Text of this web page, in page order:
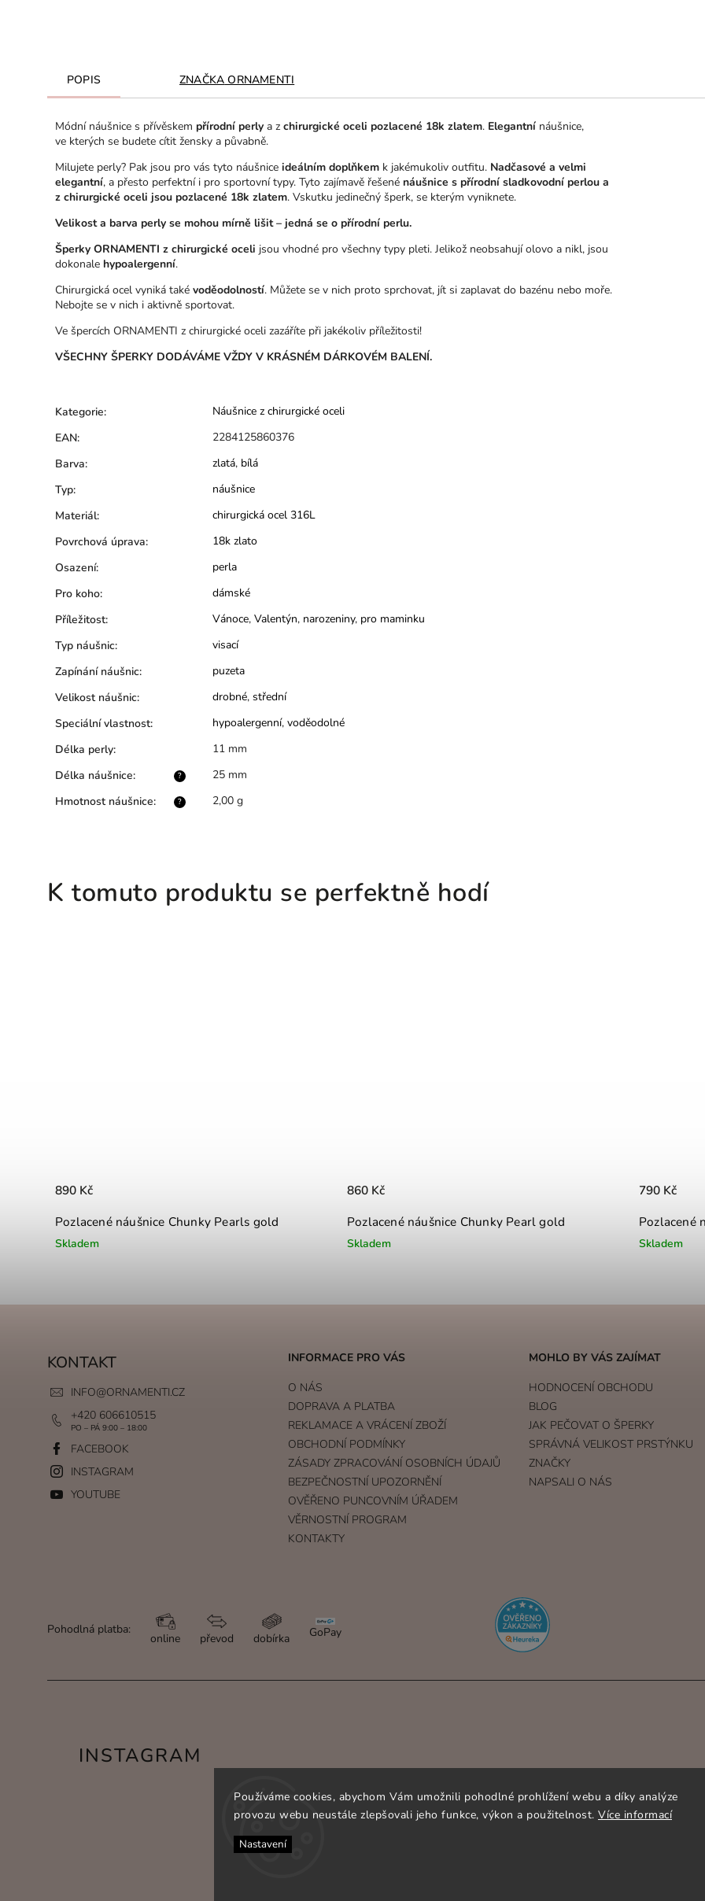
Používáme cookies, abychom Vám umožnili pohodlné prohlížení webu a díky analýze
provozu webu neustále zlepšovali jeho funkce, výkon a použitelnost. Více informací
Nastavení
POPIS ZNAČKA ORNAMENTI
Módní náušnice s přívěskem přírodní perly a z chirurgické oceli pozlacené 18k zlatem. Elegantní náušnice,
ve kterých se budete cítit žensky a půvabně.
Milujete perly? Pak jsou pro vás tyto náušnice ideálním doplňkem k jakémukoliv outfitu. Nadčasové a velmi
elegantní, a přesto perfektní i pro sportovní typy. Tyto zajímavě řešené náušnice s přírodní sladkovodní perlou a
z chirurgické oceli jsou pozlacené 18k zlatem. Vskutku jedinečný šperk, se kterým vyniknete.
Velikost a barva perly se mohou mírně lišit – jedná se o přírodní perlu.
Šperky ORNAMENTI z chirurgické oceli jsou vhodné pro všechny typy pleti. Jelikož neobsahují olovo a nikl, jsou
dokonale hypoalergenní.
Chirurgická ocel vyniká také voděodolností. Můžete se v nich proto sprchovat, jít si zaplavat do bazénu nebo moře.
Nebojte se v nich i aktivně sportovat.
Ve špercích ORNAMENTI z chirurgické oceli zazáříte při jakékoliv příležitosti!
VŠECHNY ŠPERKY DODÁVÁME VŽDY V KRÁSNÉM DÁRKOVÉM BALENÍ.
Kategorie:
Náušnice z chirurgické oceli
EAN:
2284125860376
Barva: zlatá, bílá
Typ:
náušnice
Materiál:
chirurgická ocel 316L
Povrchová úprava:
18k zlato
Osazení:
perla
Pro koho:
dámské
Příležitost: Vánoce, Valentýn, narozeniny, pro maminku
Typ náušnic:
visací
Zapínání náušnic:
puzeta
Velikost náušnic: drobné, střední
Speciální vlastnost: hypoalergenní, voděodolné
Délka perly: 11 mm
?
Délka náušnice: 25 mm
?
Hmotnost náušnice: 2,00 g
K tomuto produktu se perfektně hodí
Pozlacené náušnice Chunky Pearls gold
Skladem
890 Kč
Pozlacené náušnice Chunky Pearl gold
Skladem
860 Kč
Pozlacené
Skladem
790 Kč
KONTAKT
INFO@ORNAMENTI.CZ
+420 606610515
PO – PÁ 9:00 – 18:00
FACEBOOK
INSTAGRAM
YOUTUBE
INFORMACE PRO VÁS
O NÁS
DOPRAVA A PLATBA
REKLAMACE A VRÁCENÍ ZBOŽÍ
OBCHODNÍ PODMÍNKY
ZÁSADY ZPRACOVÁNÍ OSOBNÍCH ÚDAJŮ
BEZPEČNOSTNÍ UPOZORNĚNÍ
OVĚŘENO PUNCOVNÍM ÚŘADEM
VĚRNOSTNÍ PROGRAM
KONTAKTY
INSTAGRAM
MOHLO BY VÁS ZAJÍMAT
HODNOCENÍ OBCHODU
BLOG
JAK PEČOVAT O ŠPERKY
SPRÁVNÁ VELIKOST PRSTÝNKU
ZNAČKY
NAPSALI O NÁS
Pohodlná platba:
online převod dobírka GoPay